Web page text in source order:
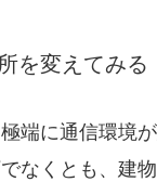
を変えてみる
端に通信環境
なくとも、建